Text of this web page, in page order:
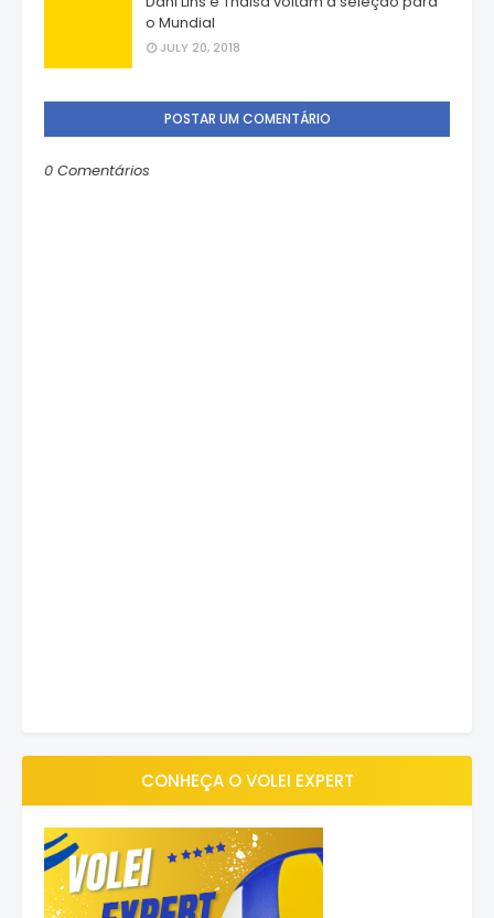
o Mundial
JULY 20, 2018
POSTAR UM COMENTÁRIO
0 Comentários
CONHEÇA O VOLEI EXPERT